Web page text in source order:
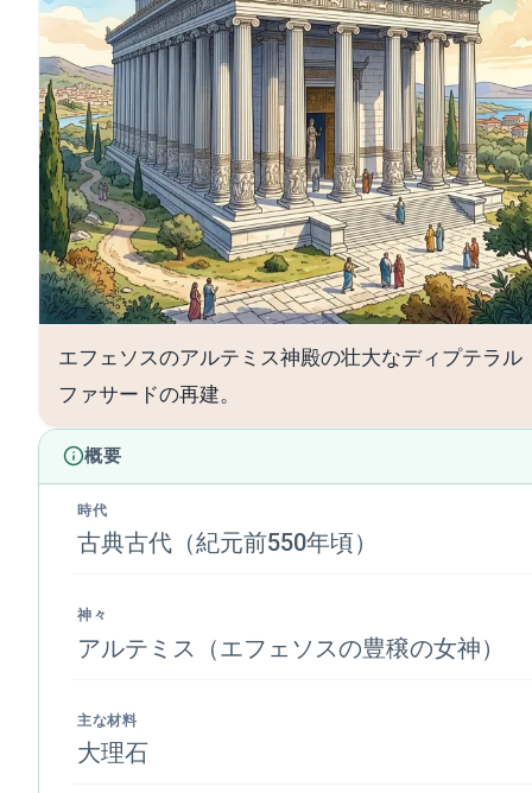
エフェソスのアルテミス神殿の壮大なディプテラル
ファサードの再建。
概要
時代
古典古代（紀元前550年頃）
神々
アルテミス（エフェソスの豊穣の女神）
主な材料
大理石